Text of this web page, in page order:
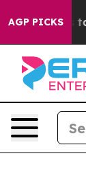
AGP PICKS
to Youth